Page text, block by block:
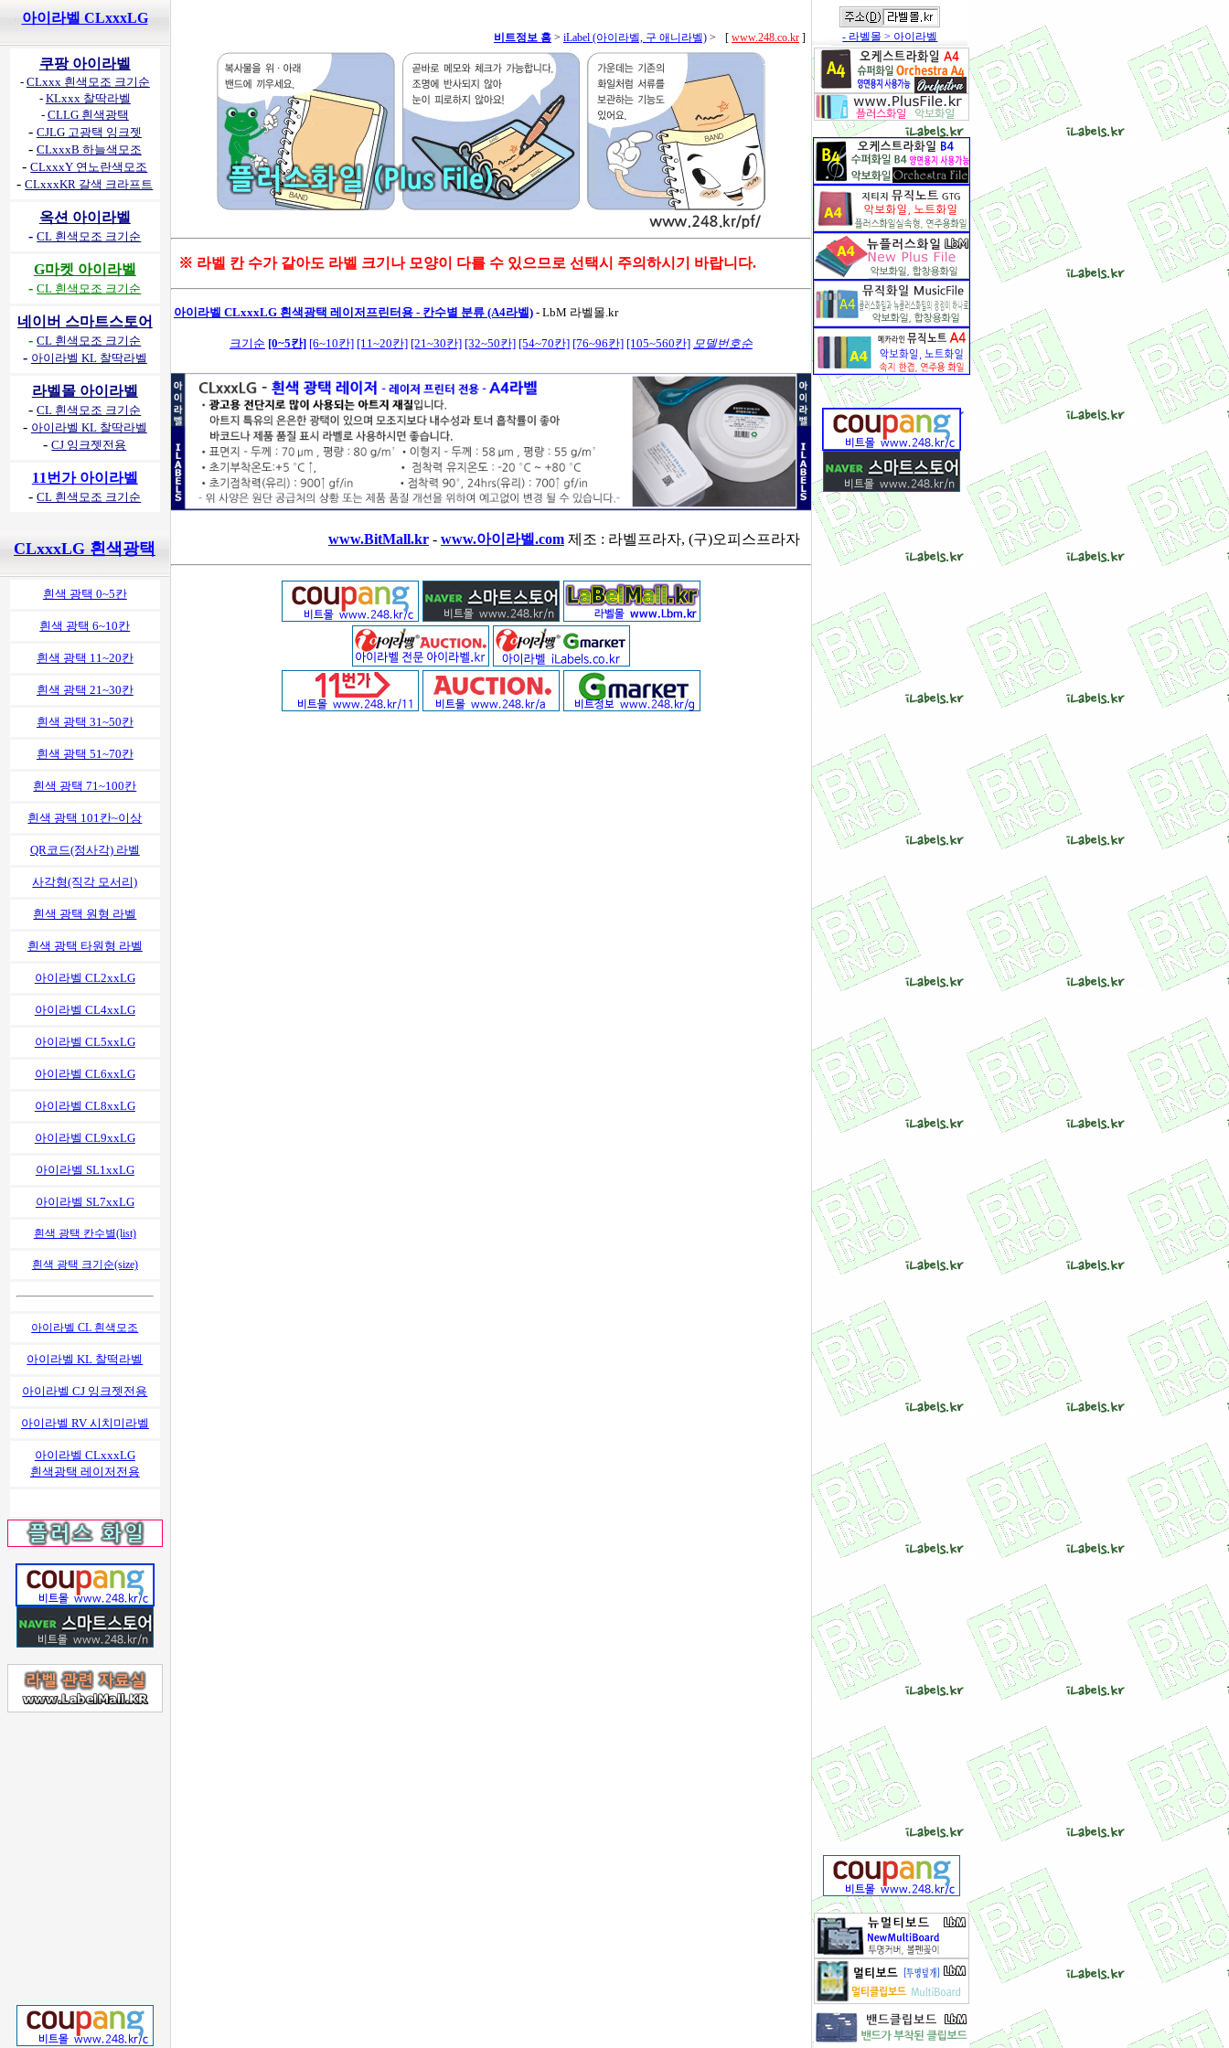
아이라벨 CLxxxLG
쿠팡 아이라벨
- CLxxx 흰색모조 크기순
- KLxxx 찰딱라벨
- CLLG 흰색광택
- CJLG 고광택 잉크젯
- CLxxxB 하늘색모조
-CLxxxY 연노란색모조
-CLxxxKR 갈색 크라프트
옥션 아이라벨
-CL 흰색모조 크기순
G마켓 아이라벨
-CL 흰색모조 크기순
네이버 스마트스토어
-CL 흰색모조 크기순
- 아이라벨 KL 찰딱라벨
라벨몰 아이라벨
-CL 흰색모조 크기순
- 아이라벨 KL 찰딱라벨
-CJ 잉크젯전용
11번가 아이라벨
-CL 흰색모조 크기순
CLxxxLG 흰색광택
흰색 광택 0~5칸
흰색 광택 6~10칸
흰색 광택 11~20칸
흰색 광택 21~30칸
흰색 광택 31~50칸
흰색 광택 51~70칸
흰색 광택 71~100칸
흰색 광택 101칸~이상
QR코드(정사각) 라벨
사각형(직각 모서리)
흰색 광택 원형 라벨
흰색 광택 타원형 라벨
아이라벨 CL2xxLG
아이라벨 CL4xxLG
아이라벨 CL5xxLG
아이라벨 CL6xxLG
아이라벨 CL8xxLG
아이라벨 CL9xxLG
아이라벨 SL1xxLG
아이라벨 SL7xxLG
흰색 광택 칸수별(list)
흰색 광택 크기순(size)
아이라벨 CL 흰색모조
아이라벨 KL 찰떡라벨
아이라벨 CJ 잉크젯전용
아이라벨 RV 시치미라벨
아이라벨 CLxxxLG
흰색광택 레이저전용
비트정보 홈 > iLabel (아이라벨, 구 애니라벨) > [ www.248.co.kr ]
※ 라벨 칸 수가 같아도 라벨 크기나 모양이 다를 수 있으므로 선택시 주의하시기 바랍니다.
아이라벨 CLxxxLG 흰색광택 레이저프린터용 - 칸수별 분류 (A4라벨) - LbM 라벨몰.kr
크기순 [0~5칸] [6~10칸] [11~20칸] [21~30칸] [32~50칸] [54~70칸] [76~96칸] [105~560칸] 모델번호순
www.BitMall.kr - www.아이라벨.com 제조 : 라벨프라자, (구)오피스프라자
- 라벨몰 > 아이라벨